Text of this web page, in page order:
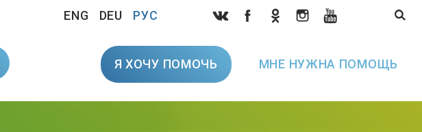
ENG DEU РУС
Я ХОЧУ ПОМОЧЬ МНЕ НУЖНА ПОМОЩЬ